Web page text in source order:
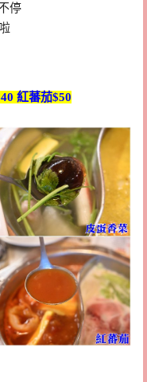
停
紅蕃茄$50